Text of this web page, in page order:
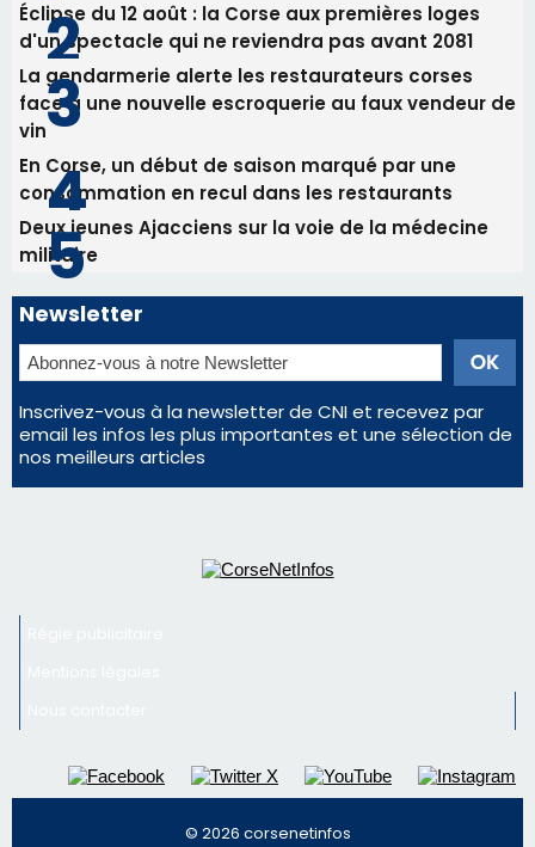
Éclipse du 12 août : la Corse aux premières loges
d'un spectacle qui ne reviendra pas avant 2081
La gendarmerie alerte les restaurateurs corses
face à une nouvelle escroquerie au faux vendeur de
vin
En Corse, un début de saison marqué par une
consommation en recul dans les restaurants
Deux jeunes Ajacciens sur la voie de la médecine
militaire
Newsletter
Inscrivez-vous à la newsletter de CNI et recevez par
email les infos les plus importantes et une sélection de
nos meilleurs articles
© 2026 corsenetinfos